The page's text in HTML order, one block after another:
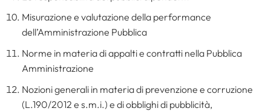
Misurazione e valutazione della performance
dell’Amministrazione Pubblica
Norme in materia di appalti e contratti nella Pubblica
Amministrazione
Nozioni generali in materia di prevenzione e corruzione
(L.190/2012 e s.m.i.) e di obblighi di pubblicità,